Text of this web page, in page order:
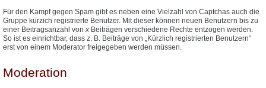
Für den Kampf gegen Spam gibt es neben eine Vielzahl von Captchas auch die
Gruppe kürzich registrierte Benutzer. Mit dieser können neuen Benutzern bis zu
einer Beitragsanzahl vonx Beiträgen verschiedene Rechte entzogen werden.
So ist es einrichtbar, dass z. B. Beiträge von „Kürzlich registrierten Benutzern“
erst von einem Moderator freigegeben werden müssen.
Moderation